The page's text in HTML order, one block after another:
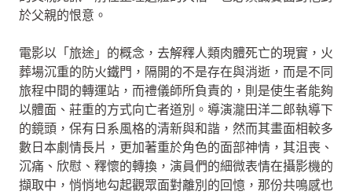
於父親的恨意。
電影以「旅途」的概念，去解釋人類肉體死亡的現實，火
葬場沉重的防火鐵門，隔開的不是存在與消逝，而是不同
旅程中間的轉運站，而禮儀師所負責的，則是使生者能夠
以體面、莊重的方式向亡者道別。導演瀧田洋二郎執導下
的鏡頭，保有日系風格的清新與和諧，然而其畫面相較多
數日本劇情長片，更加著重於角色的面部神情，其沮喪、
沉痛、欣慰、釋懷的轉換，演員們的細微表情在攝影機的
擷取中，悄悄地勾起觀眾面對離別的回憶，那份共鳴感也